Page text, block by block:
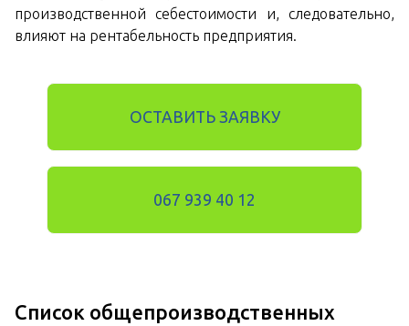
производственной себестоимости и, следовательно,
влияют на рентабельность предприятия.
ОСТАВИТЬ ЗАЯВКУ
067 939 40 12
Список общепроизводственных